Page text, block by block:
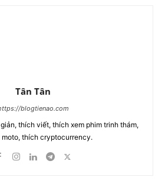
Tân Tân
blogtienao.com
thích viết, thích xem phim trinh thám,
thích cryptocurrency.